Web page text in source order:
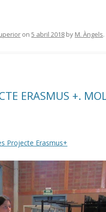
on 5 abril 2018 by M. Àngels.
ERASMUS +.
Projecte Erasmus+